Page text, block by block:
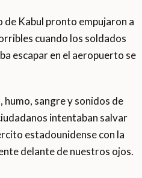
de Kabul pronto empujaron a
cuando los soldados
escapar en el aeropuerto se
humo, sangre y sonidos de
intentaban salvar
estadounidense con la
delante de nuestros ojos.